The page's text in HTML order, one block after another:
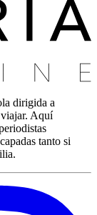
dirigida a
viajar. Aquí
tanto si